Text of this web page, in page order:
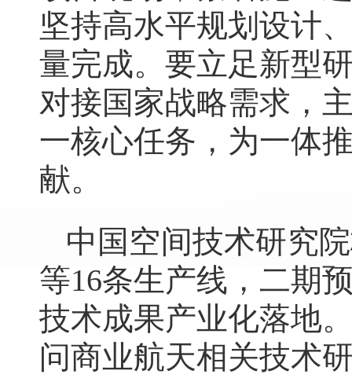
坚持高水平规划设计
量完成。要立足新型
对接国家战略需求，
一核心任务，为一体
献。
中国空间技术研究
等16条生产线，二期
技术成果产业化落地
问商业航天相关技术